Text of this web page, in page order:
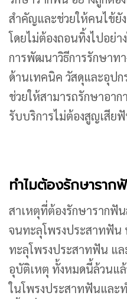
สำคัญและช่วยให้คนไข้ยั
โดยไม่ต้องถอนทิ้งไปอย่
การพัฒนาวิธีการรักษาท
ด้านเทคนิค วัสดุและอุป
ช่วยให้สามารถรักษาอาก
รับบริการไม่ต้องสูญเสีย
ทำไมต้องรักษาราก
สาเหตุที่ต้องรักษารากฟั
จนทะลุโพรงประสาทฟัน
ทะลุโพรงประสาทฟัน แ
อุบัติเหตุ ทั้งหมดนี้ล้วนแ
ในโพรงประสาทฟันและ